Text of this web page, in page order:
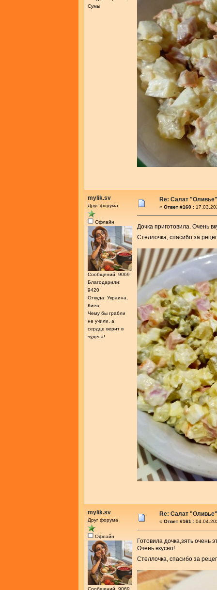
Сумы
mylik.sv
Друг форума
Офлайн
Сообщений: 9069
Благодарили:
9420
Откуда: Украина,
Киев
Чему бы грабли
не учили, а
сердце верит в
чудеса!
Re: Салат "Оливье"
« Ответ #160 :
Дочка приготовила. Очень
Стеллочка, спасибо за
mylik.sv
Друг форума
Офлайн
Сообщений: 9069
Re: Салат "Оливье"
« Ответ #161 :
Готовила дочка,зять очень
Очень вкусно!
Стеллочка, спасибо за